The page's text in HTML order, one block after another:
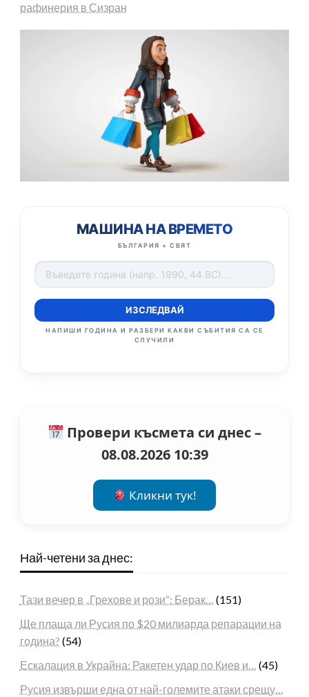
рафинерия в Сизран
МАШИНА НА ВРЕМЕТО
БЪЛГАРИЯ + СВЯТ
ИЗСЛЕДВАЙ
НАПИШИ ГОДИНА И РАЗБЕРИ КАКВИ СЪБИТИЯ СА СЕ
СЛУЧИЛИ
Провери късмета си днес –
08.08.2026 10:39
Кликни тук!
Най-четени за днес:
Тази вечер в „Грехове и рози“: Берак… (151)
Ще плаща ли Русия по $20 милиарда репарации на
година? (54)
Ескалация в Украйна: Ракетен удар по Киев и… (45)
Русия извърши една от най-големите атаки срещу…